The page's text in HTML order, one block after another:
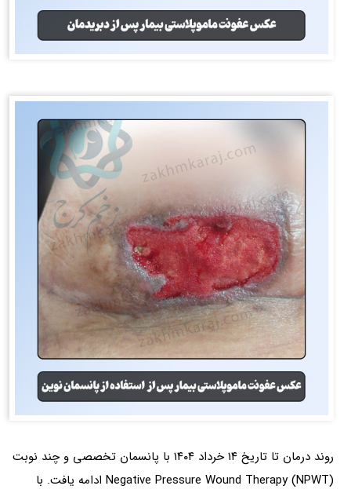
روند درمان تا تاریخ ۱۴ خرداد ۱۴۰۴ با پانسمان تخصصی و چند نوبت
Negative Pressure Wound Therapy (NPWT) ادامه یافت. با